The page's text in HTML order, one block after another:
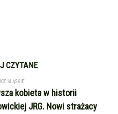
CZYTANE
ŚLĄSKIE
kobieta w historii
JRG. Nowi strażacy